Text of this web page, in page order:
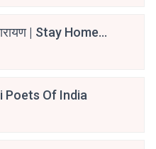
| Stay Home
Poets Of India